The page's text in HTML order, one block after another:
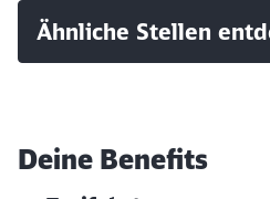
Ähnliche Stellen
Deine Benefits
Möchten Sie zu
Abbrechen